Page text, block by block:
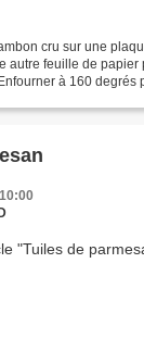
cru sur une
autre feuille de
à 160 degrés